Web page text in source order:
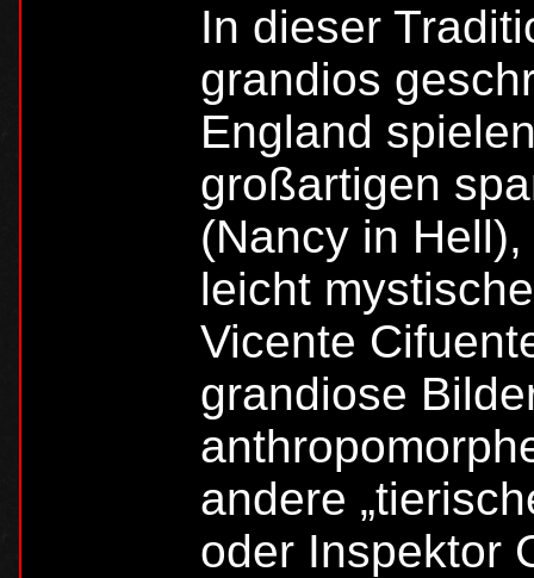
In dieser
grandios
England
großartigen
(Nancy in
leicht
Vicente
grandiose
andere
oder Inspektor